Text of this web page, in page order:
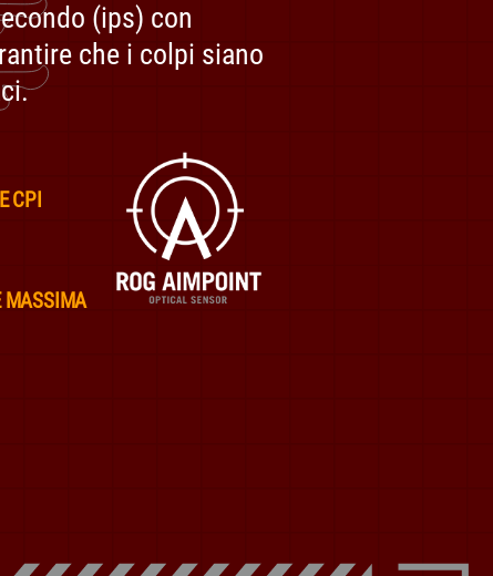
(ips) con
che i colpi siano
CPI
MASSIMA